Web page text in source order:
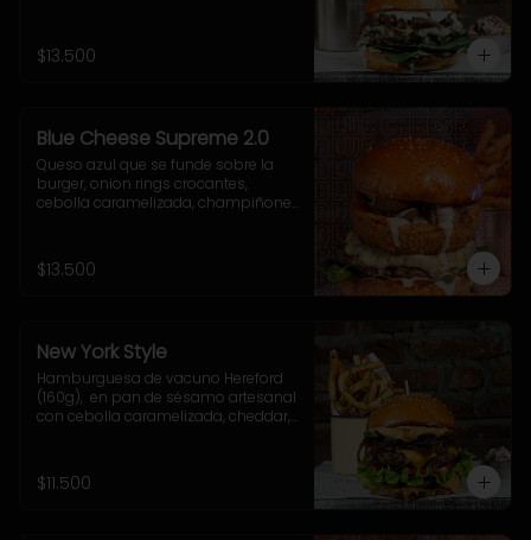
acompañamiento a elección.
$13.500
Blue Cheese Supreme 2.0
Queso azul que se funde sobre la
burger, onion rings crocantes,
cebolla caramelizada, champiñones
la cabeza.
$13.500
New York Style
Hamburguesa de vacuno Hereford
(160g),  en pan de sésamo artesanal
con cebolla caramelizada, cheddar,
elección.
$11.500